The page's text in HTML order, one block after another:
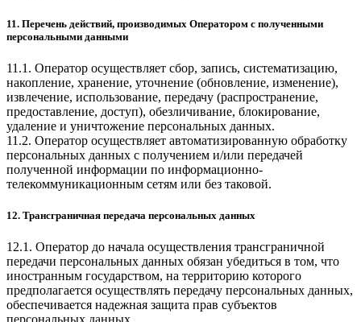
11. Перечень действий, производимых Оператором с полученными
персональными данными
11.1. Оператор осуществляет сбор, запись, систематизацию,
накопление, хранение, уточнение (обновление, изменение),
извлечение, использование, передачу (распространение,
предоставление, доступ), обезличивание, блокирование,
удаление и уничтожение персональных данных.
11.2. Оператор осуществляет автоматизированную обработку
персональных данных с получением и/или передачей
полученной информации по информационно-
телекоммуникационным сетям или без таковой.
12. Трансграничная передача персональных данных
12.1. Оператор до начала осуществления трансграничной
передачи персональных данных обязан убедиться в том, что
иностранным государством, на территорию которого
предполагается осуществлять передачу персональных данных,
обеспечивается надежная защита прав субъектов